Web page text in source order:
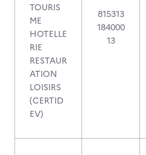
TOURIS
ME
HOTELLE
RIE
RESTAUR
ATION
LOISIRS
(CERTID
EV)
815313
184000
13